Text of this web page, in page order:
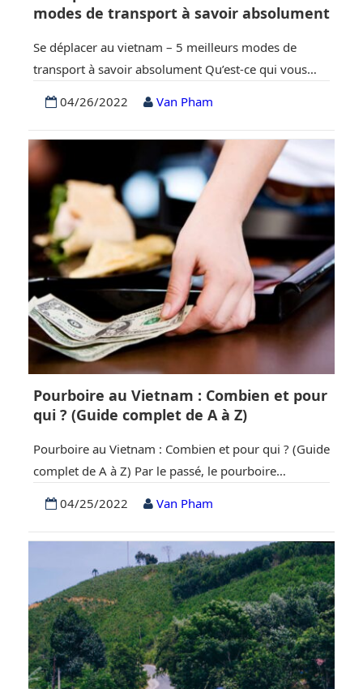
modes de transport à savoir absolument
Se déplacer au vietnam – 5 meilleurs modes de
transport à savoir absolument Qu’est-ce qui vous
habitants ou sa nourriture ? Si vous allez ou
prévoyez de nous rendre visite, laissez-moi vous
guider pour voyager et vous déplacer au Vietnam
grâce aux 5 grands transports publics….
04/26/2022 Van Pham
Pourboire au Vietnam : Combien et pour
qui ? (Guide complet de A à Z)
Pourboire au Vietnam : Combien et pour qui ? (Guide
complet de A à Z) Par le passé, le pourboire
Est. Cependant, avec le temps, beaucoup de choses
ont changé, le pourboire est progressivement
devenu une partie de la culture de cette région et le
Vietnam ne…
04/25/2022 Van Pham